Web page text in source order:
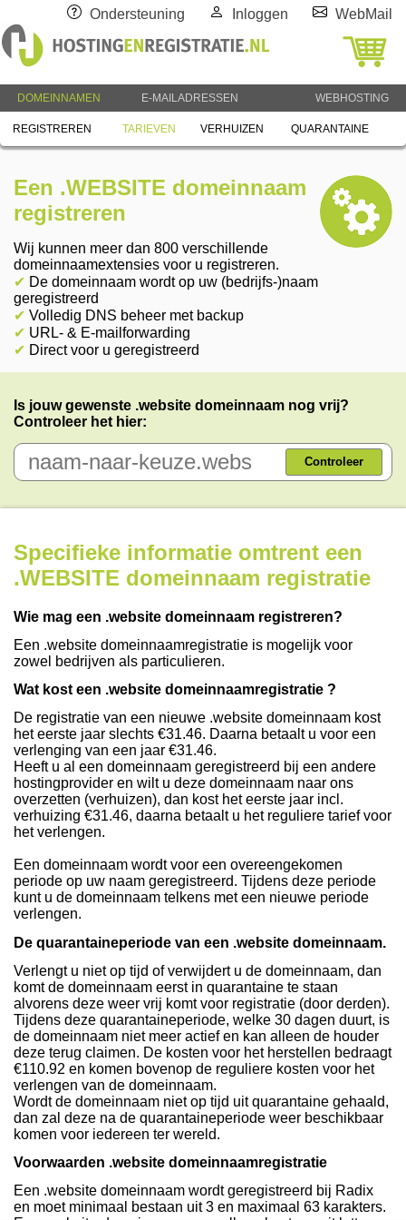
Ondersteuning Inloggen WebMail
DOMEINNAMEN E-MAILADRESSEN WEBHOSTING
REGISTREREN TARIEVEN VERHUIZEN QUARANTAINE
Een .WEBSITE domeinnaam
registreren
Wij kunnen meer dan 800 verschillende
domeinnaamextensies voor u registreren.
✔ De domeinnaam wordt op uw (bedrijfs-)naam
geregistreerd
✔ Volledig DNS beheer met backup
✔ URL- & E-mailforwarding
✔ Direct voor u geregistreerd
Is jouw gewenste .website domeinnaam nog vrij?
Controleer het hier:
Controleer
Specifieke informatie omtrent een
.WEBSITE domeinnaam registratie
Wie mag een .website domeinnaam registreren?
Een .website domeinnaamregistratie is mogelijk voor
zowel bedrijven als particulieren.
Wat kost een .website domeinnaamregistratie ?
De registratie van een nieuwe .website domeinnaam kost
het eerste jaar slechts €31.46. Daarna betaalt u voor een
verlenging van een jaar €31.46.
Heeft u al een domeinnaam geregistreerd bij een andere
hostingprovider en wilt u deze domeinnaam naar ons
overzetten (verhuizen), dan kost het eerste jaar incl.
verhuizing €31.46, daarna betaalt u het reguliere tarief voor
het verlengen.
Een domeinnaam wordt voor een overeengekomen
periode op uw naam geregistreerd. Tijdens deze periode
kunt u de domeinnaam telkens met een nieuwe periode
verlengen.
De quarantaineperiode van een .website domeinnaam.
Verlengt u niet op tijd of verwijdert u de domeinnaam, dan
komt de domeinnaam eerst in quarantaine te staan
alvorens deze weer vrij komt voor registratie (door derden).
Tijdens deze quarantaineperiode, welke 30 dagen duurt, is
de domeinnaam niet meer actief en kan alleen de houder
deze terug claimen. De kosten voor het herstellen bedraagt
€110.92 en komen bovenop de reguliere kosten voor het
verlengen van de domeinnaam.
Wordt de domeinnaam niet op tijd uit quarantaine gehaald,
dan zal deze na de quarantaineperiode weer beschikbaar
komen voor iedereen ter wereld.
Voorwaarden .website domeinnaamregistratie
Een .website domeinnaam wordt geregistreerd bij Radix
en moet minimaal bestaan uit 3 en maximaal 63 karakters.